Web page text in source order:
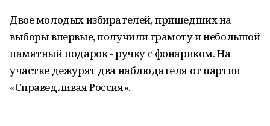
Двое молодых избирателей, пришедших на
выборы впервые, получили грамоту и небольшой
памятный подарок - ручку с фонариком. На
участке дежурят два наблюдателя от партии
«Справедливая Россия».